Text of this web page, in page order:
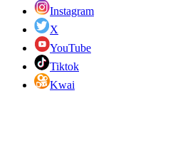
Instagram
X
YouTube
Tiktok
Kwai